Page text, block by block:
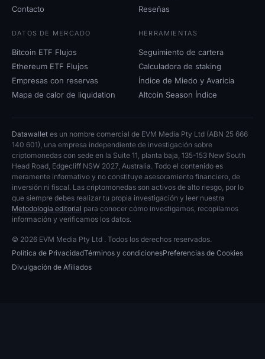
Contacto
Reseñas
DATOS DE MERCADO
Bitcoin ETF Flujos
Ethereum ETF Flujos
Empresas con reservas
Mapa de calor de liquidation
HERRAMIENTAS
Seguimiento de cartera
Calculadora de staking
Índice de Miedo y Avaricia
Altcoin Season Índice
Datawallet es un nombre comercial de EVM Media Pty Ltd (ABN 25 666
140 601), una empresa independiente de investigación sobre
criptomonedas con sede en la Suite 11, planta baja, 135-153 New South
Head Road, Edgecliff NSW 2027, Australia. Todo el contenido es
meramente informativo y no constituye asesoramiento financiero, de
inversión ni fiscal. Las criptomonedas son activos de alto riesgo, por lo
que siempre debes realizar tu propia investigación y leer nuestra
Metodología editorial para conocer cómo investigamos, recopilamos
información y verificamos los datos.
© 2026 EVM Media Pty Ltd . Todos los derechos reservados.
Política de PrivacidadTérminos y condicionesPreferencias de Cookies
Divulgación de Afiliados